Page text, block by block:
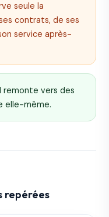
seule la
contrats, de ses
service après-
remonte vers des
elle-même.
repérées